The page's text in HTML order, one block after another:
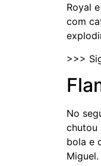
Royal
com
>>>
No
chutou
bola e
Miguel.